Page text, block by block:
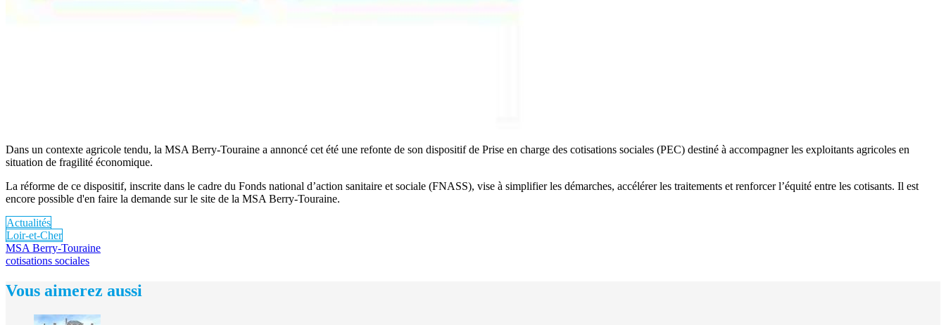
Dans un contexte agricole tendu, la MSA Berry-Touraine a annoncé cet été une refonte de son dispositif de Prise en charge des cotisations sociales (PEC) destiné à accompagner les exploitants agricoles en
situation de fragilité économique.
La réforme de ce dispositif, inscrite dans le cadre du Fonds national d’action sanitaire et sociale (FNASS), vise à simplifier les démarches, accélérer les traitements et renforcer l’équité entre les cotisants. Il est
encore possible d'en faire la demande sur le site de la MSA Berry-Touraine.
Actualités
Loir-et-Cher
MSA Berry-Touraine
cotisations sociales
Vous aimerez aussi